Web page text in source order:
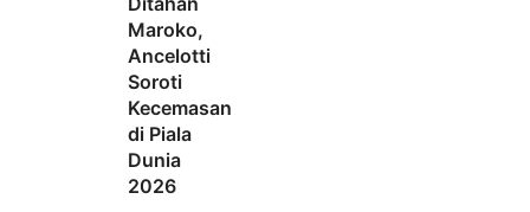
Maroko,
Ancelotti
Soroti
Kecemasan
di Piala
Dunia
2026